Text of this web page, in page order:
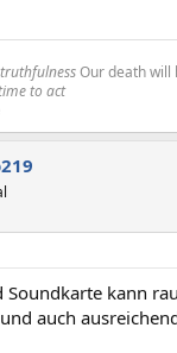
Our death will
to act
Soundkarte kann
auch